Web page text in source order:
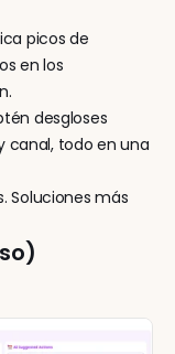
picos de
en los
desgloses
canal, todo en una
Soluciones más